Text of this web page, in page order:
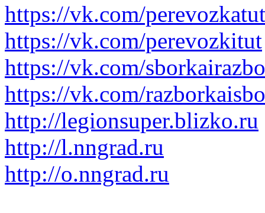
https://vk.com/perevozkatut
https://vk.com/perevozkitut
https://vk.com/
https://vk.com/
http://legionsuper.blizko.ru
http://l.nngrad.ru
http://o.nngrad.ru